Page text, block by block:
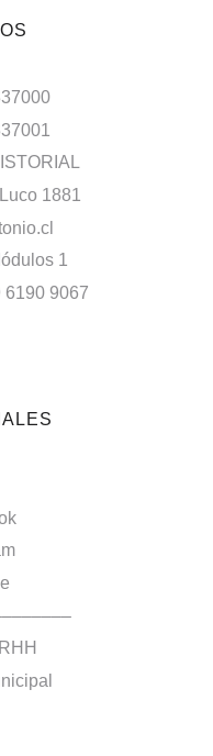
1881
1
6190 9067